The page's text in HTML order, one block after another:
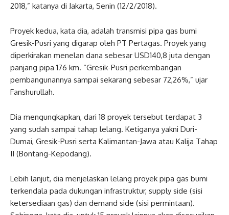
2018,” katanya di Jakarta, Senin (12/2/2018).
Proyek kedua, kata dia, adalah transmisi pipa gas bumi
Gresik-Pusri yang digarap oleh PT Pertagas. Proyek yang
diperkirakan menelan dana sebesar USD140,8 juta dengan
panjang pipa 176 km. “Gresik-Pusri perkembangan
pembangunannya sampai sekarang sebesar 72,26%,” ujar
Fanshurullah.
Dia mengungkapkan, dari 18 proyek tersebut terdapat 3
yang sudah sampai tahap lelang. Ketiganya yakni Duri-
Dumai, Gresik-Pusri serta Kalimantan-Jawa atau Kalija Tahap
II (Bontang-Kepodang).
Lebih lanjut, dia menjelaskan lelang proyek pipa gas bumi
terkendala pada dukungan infrastruktur, supply side (sisi
ketersediaan gas) dan demand side (sisi permintaan).